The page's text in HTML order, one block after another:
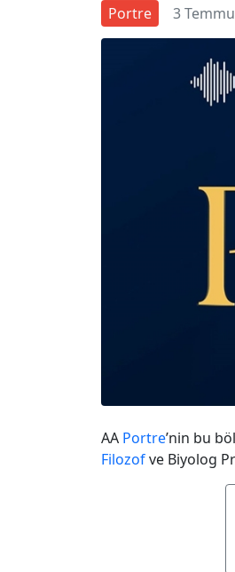
Portre 3
AA Portre’nin bu
Filozofve Biyolog